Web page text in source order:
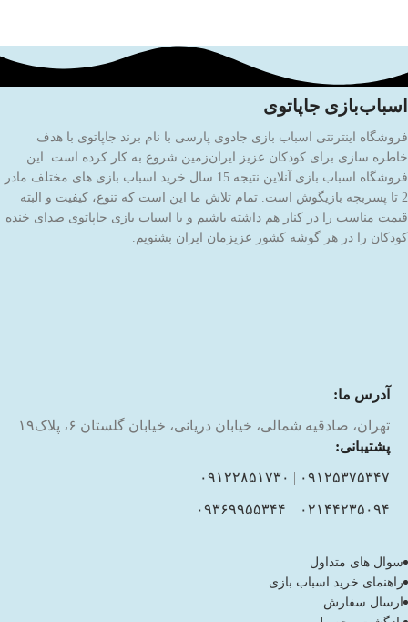
اسباب‌بازی جاپاتوی
فروشگاه اینترنتی اسباب بازی جادوی پارسی با نام برند جاپاتوی با هدف
خاطره سازی برای کودکان عزیز ایران‌زمین شروع به کار کرده است. این
فروشگاه اسباب بازی آنلاین نتیجه 15 سال خرید اسباب بازی های مختلف مادر
2 تا پسربچه بازیگوش است. تمام تلاش ما این است که تنوع، کیفیت و البته
قیمت مناسب را در کنار هم داشته باشیم و با اسباب بازی جاپاتوی صدای خنده
کودکان را در هر گوشه کشور عزیزمان ایران بشنویم.
آدرس ما:
تهران، صادقیه شمالی، خیابان دریانی، خیابان گلستان ۶، پلاک۱۹
پشتیبانی:
۰۹۱۲۵۳۷۵۳۴۷ | ۰۹۱۲۲۸۵۱۷۳۰
۰۲۱۴۴۲۳۵۰۹۴ | ۰۹۳۶۹۹۵۵۳۴۴
سوال های متداول
راهنمای خرید اسباب بازی
ارسال سفارش